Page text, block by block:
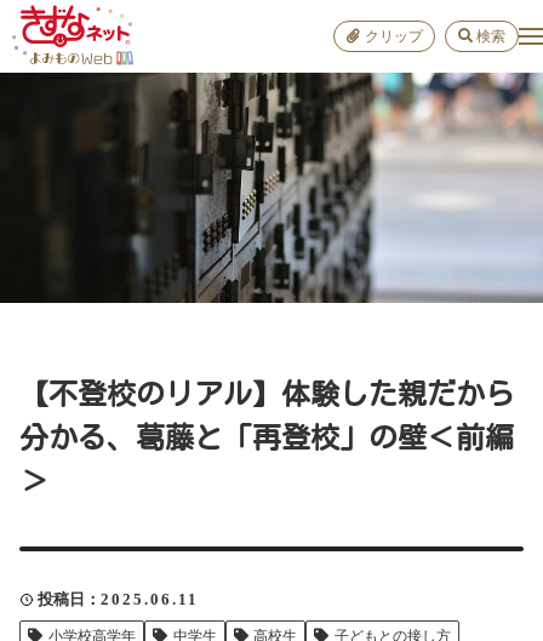
【不登校のリアル】体験した親だから
分かる、葛藤と「再登校」の壁＜前編
＞
投稿日 2025.06.11
小学校高学年 中学生 高校生
子どもとの接し方
クリップ 検索
小学
お出
雑学
おすすめ
学び
進路